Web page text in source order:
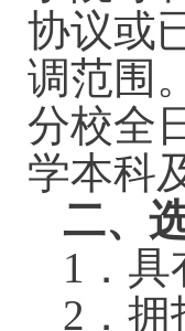
协议或
调范围
分校全
学本科
二、
1．
2．拥